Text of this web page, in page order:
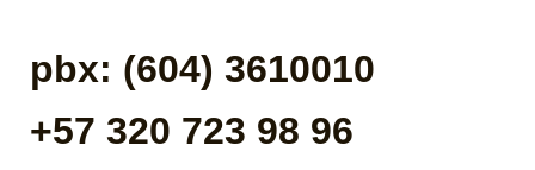
pbx: (604) 3610010
+57 320 723 98 96